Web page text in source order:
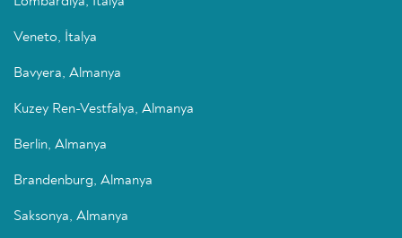
Veneto, İtalya
Bavyera, Almanya
Kuzey Ren-Vestfalya, Almanya
Berlin, Almanya
Brandenburg, Almanya
Saksonya, Almanya